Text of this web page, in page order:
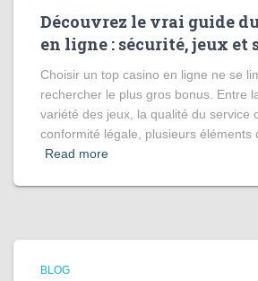
Découvrez le vrai guide
en ligne : sécurité, jeux et
Choisir un top casino en ligne ne se
rechercher le plus gros bonus. Entre
variété des jeux, la qualité du service
conformité légale, plusieurs éléments
Read more
BLOG